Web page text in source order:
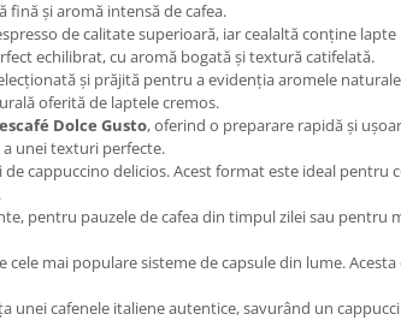
și aromă intensă de cafea.
de calitate superioară, iar cealaltă conține
echilibrat, cu aromă bogată și textură catifelată.
și prăjită pentru a evidenția aromele
oferită de laptele cremos.
Dolce Gusto, oferind o preparare rapidă și
unei texturi perfecte.
cappuccino delicios. Acest format este ideal pentru
pentru pauzele de cafea din timpul zilei sau pentru
mai populare sisteme de capsule din lume.
unei cafenele italiene autentice, savurând un